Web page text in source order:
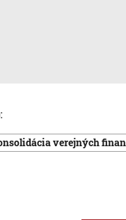
verejných